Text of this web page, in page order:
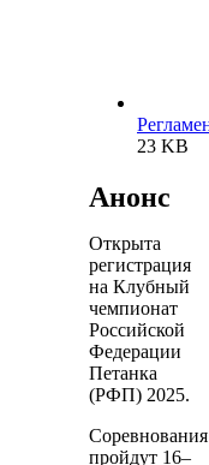
23 KB
Анонс
Открыта
регистрация
на Клубный
чемпионат
Российской
Федерации
Петанка
(РФП) 2025.
Соревнования
пройдут 16–